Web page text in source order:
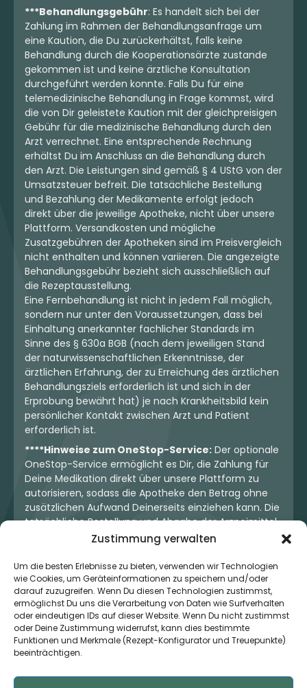
Zustimmung verwalten
Um die besten Erlebnisse zu bieten, verwenden wir Technologien
wie Cookies, um Geräteinformationen zu speichern und/oder
darauf zuzugreifen. Wenn Du diesen Technologien zustimmst,
ermöglichst Du uns die Verarbeitung von Daten wie Surfverhalten
oder eindeutigen IDs auf dieser Website. Wenn Du nicht zustimmst
oder Deine Zustimmung widerrufst, kann dies bestimmte
Funktionen und Merkmale (Rezept-Konfigurator und Treuepunkte)
beeinträchtigen.
***Behandlungsgebühr: Es handelt sich bei der
Zahlung im Rahmen der Behandlungsanfrage um
eine Kaution, die Du zurückerhältst, falls keine
Behandlung durch die Kooperationsärzte zustande
gekommen ist und keine ärztliche Konsultation
durchgeführt werden konnte. Falls Du für eine
telemedizinische Behandlung in Frage kommst, wird
die von Dir geleistete Kaution mit der gleichpreisigen
Gebühr für die medizinische Behandlung durch den
Arzt verrechnet. Eine entsprechende Rechnung
erhältst Du im Anschluss an die Behandlung durch
den Arzt. Die Leistungen sind gemäß § 4 UStG von der
Umsatzsteuer befreit. Die tatsächliche Bestellung
und Bezahlung der Medikamente erfolgt jedoch
direkt über die jeweilige Apotheke, nicht über unsere
Plattform. Versandkosten und mögliche
Zusatzgebühren der Apotheken sind im Preisvergleich
nicht enthalten und können variieren. Die angezeigte
Behandlungsgebühr bezieht sich ausschließlich auf
die Rezeptausstellung.
Eine Fernbehandlung ist nicht in jedem Fall möglich,
sondern nur unter den Voraussetzungen, dass bei
Einhaltung anerkannter fachlicher Standards im
Sinne des § 630a BGB (nach dem jeweiligen Stand
der naturwissenschaftlichen Erkenntnisse, der
ärztlichen Erfahrung, der zu Erreichung des ärztlichen
Behandlungsziels erforderlich ist und sich in der
Erprobung bewährt hat) je nach Krankheitsbild kein
persönlicher Kontakt zwischen Arzt und Patient
erforderlich ist.
****Hinweise zum OneStop-Service: Der optionale
OneStop-Service ermöglicht es Dir, die Zahlung für
Deine Medikation direkt über unsere Plattform zu
autorisieren, sodass die Apotheke den Betrag ohne
zusätzlichen Aufwand Deinerseits einziehen kann. Die
tatsächliche Bestellung und Abgabe der Arzneimittel
erfolgt jedoch ausschließlich über die jeweilige
Dir und der Apotheke. Unser OneStop-Service stellt
kein pharmazeutisches Angebot dar, sondern dient
lediglich der komfortablen Zahlungsabwicklung. Die
Nutzung ist freiwillig und hat keinerlei Einfluss auf die
ärztliche Therapieentscheidung oder die Wahl der
verschriebenen Medikation. Apotheken sind rechtlich
unabhängig und unterliegen den gesetzlichen